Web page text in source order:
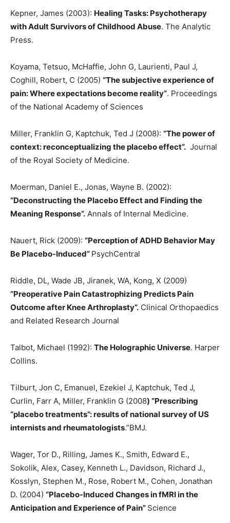
Kepner, James (2003): Healing Tasks: Psychotherapy
with Adult Survivors of Childhood Abuse. The Analytic
Press.
Koyama, Tetsuo, McHaffie, John G, Laurienti, Paul J,
Coghill, Robert, C (2005) “The subjective experience of
pain: Where expectations become reality”. Proceedings
of the National Academy of Sciences
Miller, Franklin G, Kaptchuk, Ted J (2008): “The power of
context: reconceptualizing the placebo effect”. Journal
of the Royal Society of Medicine.
Moerman, Daniel E., Jonas, Wayne B. (2002):
“Deconstructing the Placebo Effect and Finding the
Meaning Response”. Annals of Internal Medicine.
Nauert, Rick (2009): “Perception of ADHD Behavior May
Be Placebo-Induced” PsychCentral
Riddle, DL, Wade JB, Jiranek, WA, Kong, X (2009)
“Preoperative Pain Catastrophizing Predicts Pain
Outcome after Knee Arthroplasty”. Clinical Orthopaedics
and Related Research Journal
Talbot, Michael (1992): The Holographic Universe. Harper
Collins.
Tilburt, Jon C, Emanuel, Ezekiel J, Kaptchuk, Ted J,
Curlin, Farr A, Miller, Franklin G (2008) “Prescribing
“placebo treatments”: results of national survey of US
internists and rheumatologists.”BMJ.
Wager, Tor D., Rilling, James K., Smith, Edward E.,
Sokolik, Alex, Casey, Kenneth L., Davidson, Richard J.,
Kosslyn, Stephen M., Rose, Robert M., Cohen, Jonathan
D. (2004) “Placebo-Induced Changes in fMRI in the
Anticipation and Experience of Pain” Science